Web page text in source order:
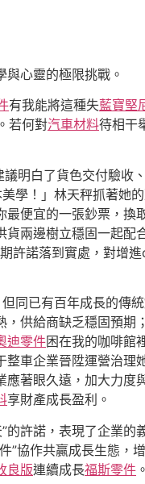
心靈的極限挑戰。
有我能將這種失藍寶堅
若何對汽車材料待相干
明白了貨色交付驗收
學！」林天秤抓著她
最便宜的一張鈔票，換
兩邊樹立穩固一起配
許諾落到實處，對增
同已有百年成長的傳
供給商缺乏穩固預
迪零件困在我的咖啡館
車企業晉陞運營治
應著眼久遠，加大力度
享財產成長盈利。
許諾，表現了企業
協作共贏成長生態，
良版連續成長福斯零件